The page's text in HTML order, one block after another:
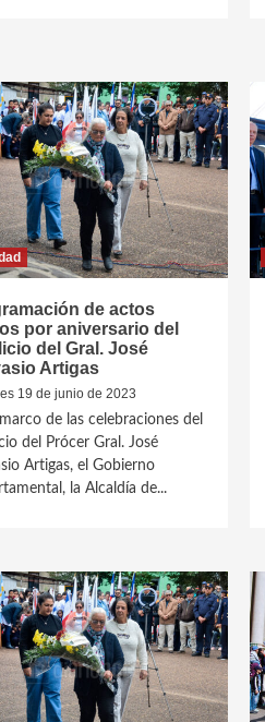
de actos
por aniversario del
del Gral. José
Artigas
19 de junio de 2023
de las celebraciones del
del Prócer Gral. José
Artigas, el Gobierno
la Alcaldía de...